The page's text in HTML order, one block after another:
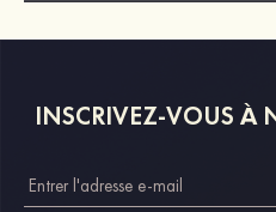
INSCRIVEZ-VOUS À